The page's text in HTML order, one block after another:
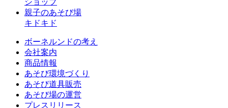
親子のあそび場
キドキド
ボーネルンドの考え
会社案内
商品情報
あそび環境づくり
あそび道具販売
あそび場の運営
プレスリリース